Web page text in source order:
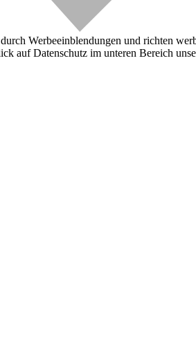
Werbeeinblendungen und richten
auf Datenschutz im unteren Bereich